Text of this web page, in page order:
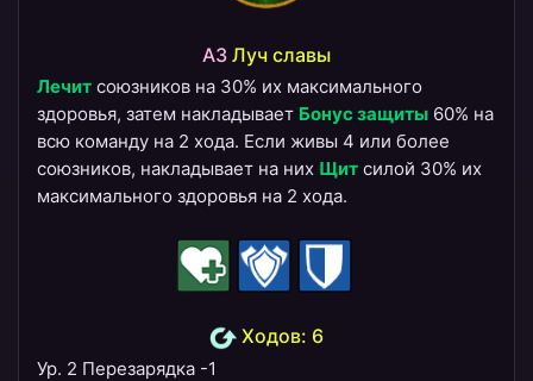
A3 ​Луч славы
Лечит союзников на 30% их максимального
здоровья, затем накладывает Бонус защиты 60% на
всю команду на 2 хода. Если живы 4 или более
союзников, накладывает на них Щит силой 30% их
максимального здоровья на 2 хода.
Ходов: 6
Ур. 2 Перезарядка -1